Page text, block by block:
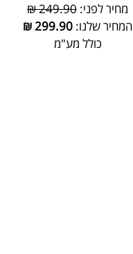
מחיר לפני: 249.90 ₪
המחיר שלנו: 299.90
₪
כולל מע"מ